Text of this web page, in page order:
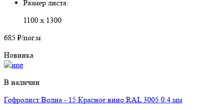
Размер листа:
1100 х 1300
685 ₽/пог.м
Новинка
В наличии
Гофролист Волна - 15 Красное вино RAL 3005 0.4 мм